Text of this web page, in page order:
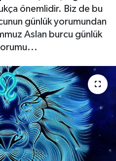
önemlidir. Biz de bu
günlük yorumundan
Aslan burcu günlük